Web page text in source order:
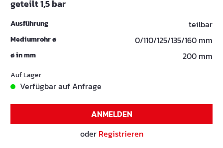
geteilt 1,5 bar
Ausführung teilbar
Mediumrohr ø 0/110/125/135/160 mm
ø in mm 200 mm
Auf Lager
Verfügbar auf Anfrage
ANMELDEN
oder Registrieren